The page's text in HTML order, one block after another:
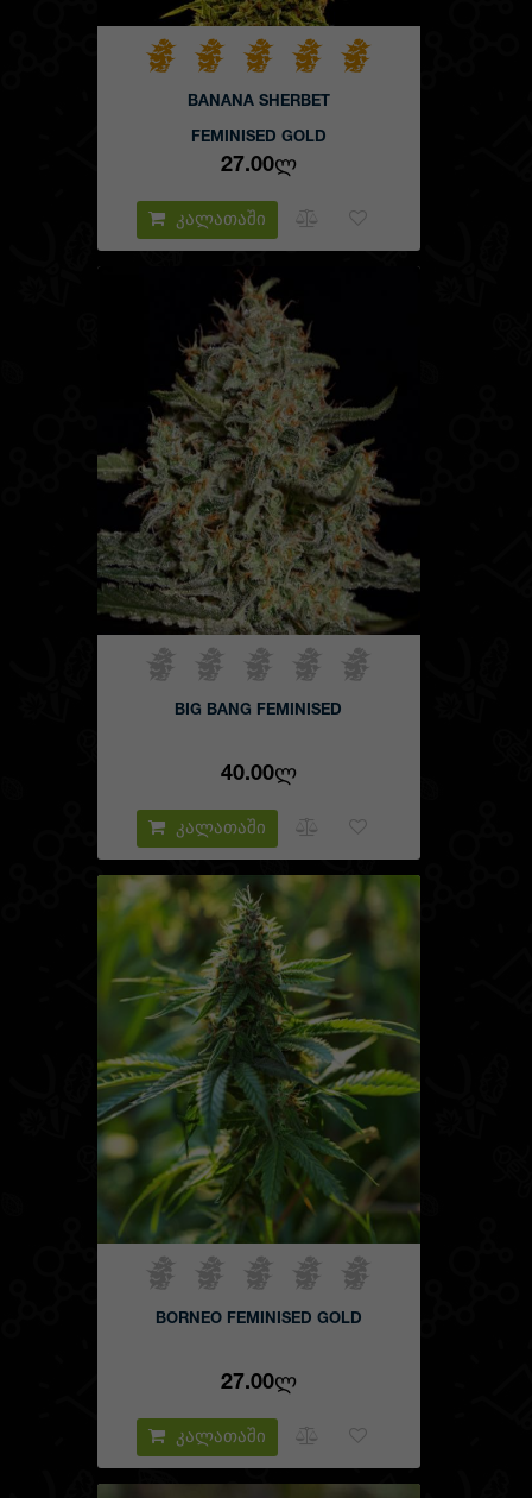
BANANA SHERBET
FEMINISED GOLD
27.00Ლ
კალათაში
BIG BANG FEMINISED
40.00Ლ
კალათაში
BORNEO FEMINISED GOLD
27.00Ლ
კალათაში